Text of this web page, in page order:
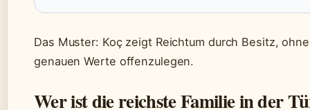
Das Muster: Koç zeigt Reichtum durch Besitz,
genauen Werte offenzulegen.
Wer ist die reichste Familie in der